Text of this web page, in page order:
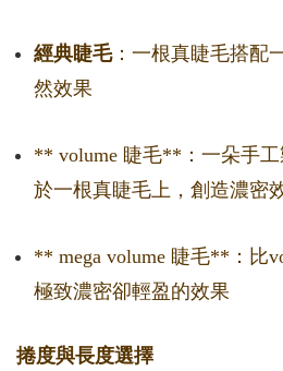
經典睫毛：一根真睫毛搭配
然效果
** volume 睫毛**：一朵手
於一根真睫毛上，創造濃密
** mega volume 睫毛**：比
極致濃密卻輕盈的效果
捲度與長度選擇